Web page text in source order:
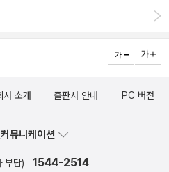
이라는 메시지를 전한다. 덕분에
잃기 쉬운 현대의 독자들에게 최고의
길들이기」, 「뜻대로 하세요」, 「십이
스의 상인」은 악랄한 고리대금업자
지게 된다는 이야기이다.[한 여름
는 법이 있는데 허미아는 뜻대로 하
신 디미트리우스와 절대 결혼 할 수
레나에게 사랑을 고백했기 때문이
바뀌었고 헬레나는 계속 디미트리
사 소개 출판사 안내 PC 버전
뮤니케이션
부담) 1544-2514